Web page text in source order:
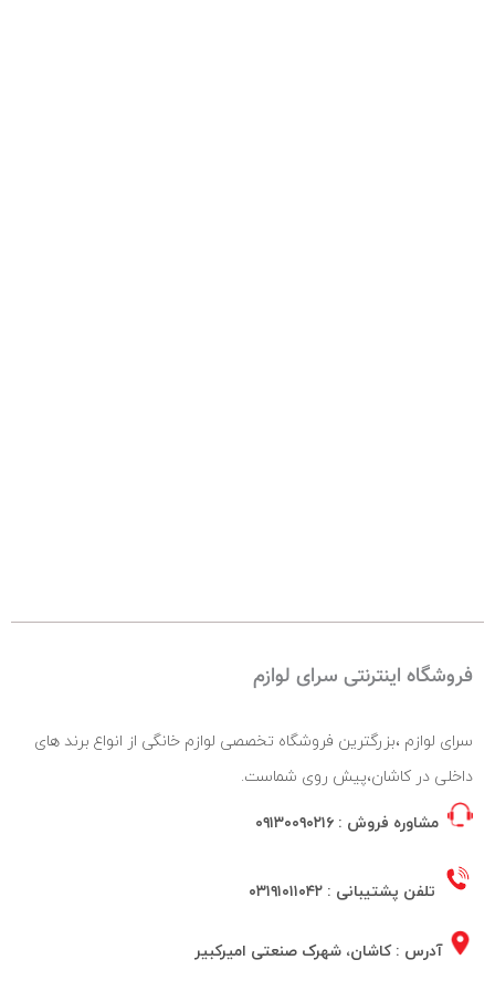
فروشگاه اینترنتی سرای لوازم
سرای لوازم ،بزرگترین فروشگاه تخصصی لوازم خانگی از انواع برند های
داخلی در کاشان،پیش روی شماست.
مشاوره فروش : ۰۹۱۳۰۰۹۰۲۱۶
تلفن پشتیبانی : ۰۳۱۹۱۰۱۱۰۴۲
آدرس : کاشان، شهرک صنعتی امیرکبیر